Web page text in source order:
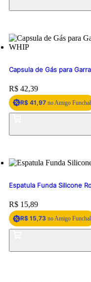
Capsula de Gás para
Price:
R$ 42,39
R$ 41,97 no Amigo Funchal
Espatula Funda Silicone
Price:
R$ 15,89
R$ 15,73 no Amigo Funchal